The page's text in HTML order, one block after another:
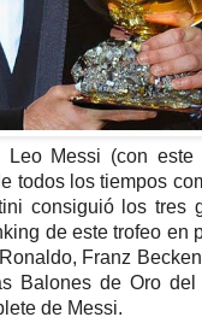
Leo Messi (con
todos los tiempos
consiguió los tres
de este trofeo en
Franz
Balones de Oro del
de Messi.